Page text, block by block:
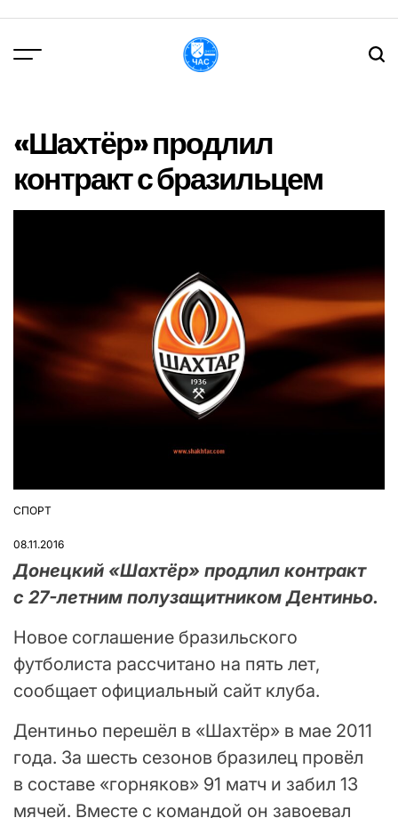
вмісту
«Шахтёр» продлил
контракт с бразильцем
ОПУБЛІКУВАТИ
СПОРТ
08.11.2016
Донецкий «Шахтёр» продлил контракт
с 27-летним полузащитником Дентиньо.
Новое соглашение бразильского
футболиста рассчитано на пять лет,
сообщает официальный сайт клуба.
Дентиньо перешёл в «Шахтёр» в мае 2011
года. За шесть сезонов бразилец провёл
в составе «горняков» 91 матч и забил 13
мячей. Вместе с командой он завоевал